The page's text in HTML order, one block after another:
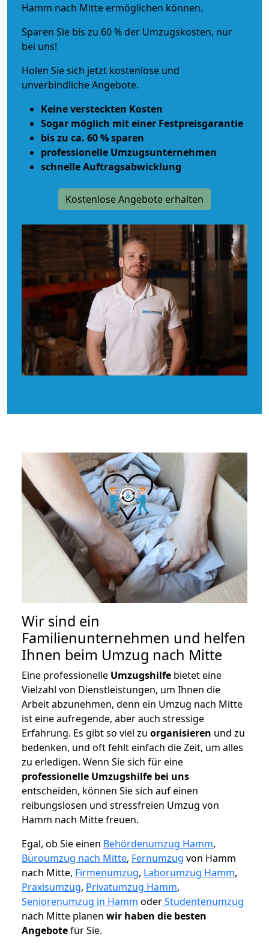
Hamm nach Mitte ermöglichen können.
Sparen Sie bis zu 60 % der Umzugskosten, nur
bei uns!
Holen Sie sich jetzt kostenlose und
unverbindliche Angebote.
Keine versteckten Kosten
Sogar möglich mit einer Festpreisgarantie
bis zu ca. 60 % sparen
professionelle Umzugsunternehmen
schnelle Auftragsabwicklung
Kostenlose Angebote erhalten
Wir sind ein
Familienunternehmen und helfen
Ihnen beim Umzug nach Mitte
Eine professionelle Umzugshilfe bietet eine
Vielzahl von Dienstleistungen, um Ihnen die
Arbeit abzunehmen, denn ein Umzug nach Mitte
ist eine aufregende, aber auch stressige
Erfahrung. Es gibt so viel zu organisieren und zu
bedenken, und oft fehlt einfach die Zeit, um alles
zu erledigen. Wenn Sie sich für eine
professionelle Umzugshilfe bei uns
entscheiden, können Sie sich auf einen
reibungslosen und stressfreien Umzug von
Hamm nach Mitte freuen.
Egal, ob Sie einen Behördenumzug Hamm,
Büroumzug nach Mitte, Fernumzug von Hamm
nach Mitte, Firmenumzug, Laborumzug Hamm,
Praxisumzug, Privatumzug Hamm,
Seniorenumzug in Hamm oderStudentenumzug
nach Mitte planen wir haben die besten
Angebotefür Sie.